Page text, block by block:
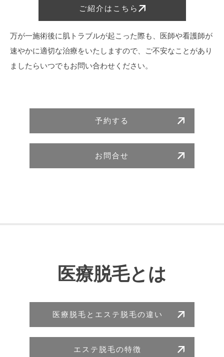
ご紹介はこちら
万が一施術後に肌トラブルが起こった際も、医師や看護師が
速やかに適切な治療をいたしますので、ご不安なことがあり
ましたらいつでもお問い合わせください。
予約する
お問合せ
医療脱毛とは
医療脱毛とエステ脱毛の違い
エステ脱毛の特徴